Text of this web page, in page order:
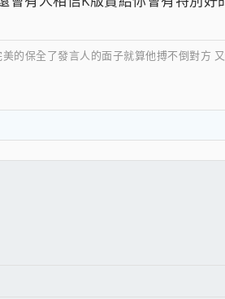
保全了發言人的面子就算他搏不倒對方